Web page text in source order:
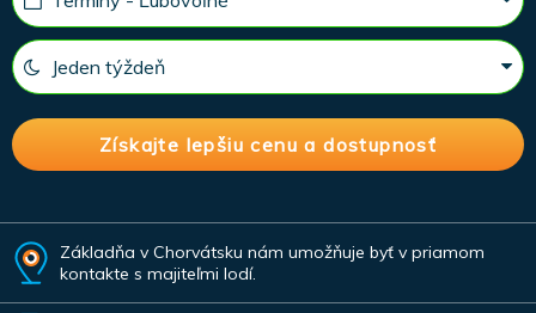
Základňa v Chorvátsku nám umožňuje byť v priamom
kontakte s majiteľmi lodí.